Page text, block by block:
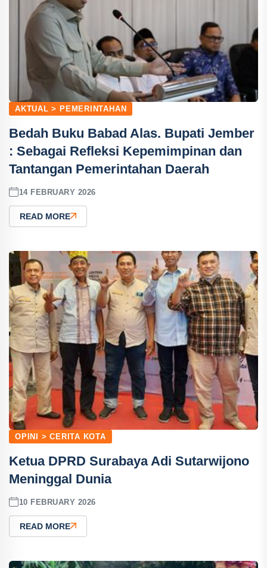
AKTUAL > PEMERINTAHAN
Bedah Buku Babad Alas. Bupati Jember
: Sebagai Refleksi Kepemimpinan dan
Tantangan Pemerintahan Daerah
14 FEBRUARY 2026
READ MORE
OPINI > CERITA KOTA
Ketua DPRD Surabaya Adi Sutarwijono
Meninggal Dunia
10 FEBRUARY 2026
READ MORE